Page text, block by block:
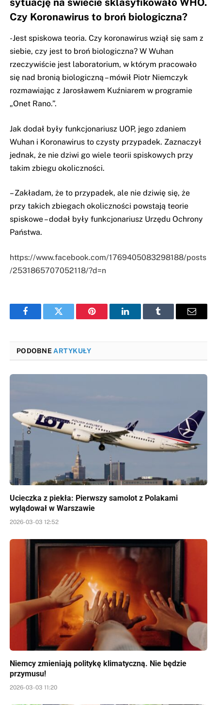
Czy Koronawirus to broń biologiczna?
-Jest spiskowa teoria. Czy koronawirus wziął się sam z
siebie, czy jest to broń biologiczna? W Wuhan
rzeczywiście jest laboratorium, w którym pracowało
się nad bronią biologiczną – mówił Piotr Niemczyk
rozmawiając z Jarosławem Kuźniarem w programie
„Onet Rano.”.
Jak dodał były funkcjonariusz UOP, jego zdaniem
Wuhan i Koronawirus to czysty przypadek. Zaznaczył
jednak, że nie dziwi go wiele teorii spiskowych przy
takim zbiegu okoliczności.
– Zakładam, że to przypadek, ale nie dziwię się, że
przy takich zbiegach okoliczności powstają teorie
spiskowe – dodał były funkcjonariusz Urzędu Ochrony
Państwa.
https://www.facebook.com/1769405083298188/posts
/2531865707052118/?d=n
FacebookTwitter Pinterest LinkedInTumblr Email
PODOBNE ARTYKUŁY
Ucieczka z piekła: Pierwszy samolot z Polakami
wylądował w Warszawie
2026-03-03 12:52
Niemcy zmieniają politykę klimatyczną. Nie będzie
przymusu!
2026-03-03 11:20